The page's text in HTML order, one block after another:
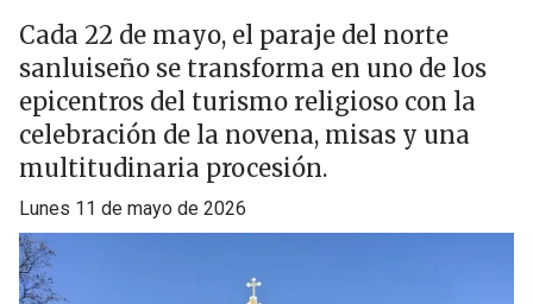
Cada 22 de mayo, el paraje del norte
sanluiseño se transforma en uno de los
epicentros del turismo religioso con la
celebración de la novena, misas y una
multitudinaria procesión.
lunes 11 de mayo de 2026